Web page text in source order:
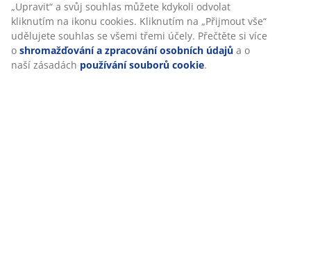
„Upravit“ a svůj souhlas můžete kdykoli odvolat
kliknutím na ikonu cookies. Kliknutím na „Přijmout vše“
udělujete souhlas se všemi třemi účely. Přečtěte si více
o shromažďování a zpracování osobních údajů a o
naší zásadách používání souborů cookie.